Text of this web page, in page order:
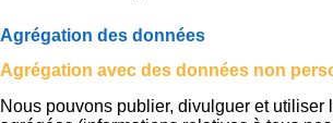
Agrégation des données
Agrégation avec des données non
Nous pouvons publier, divulguer et utiliser